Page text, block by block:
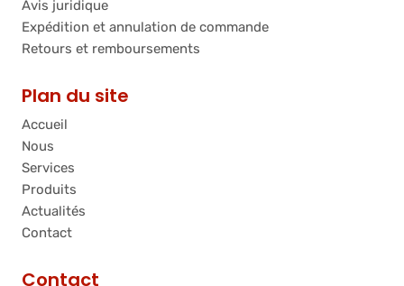
Avis juridique
Expédition et annulation de commande
Retours et remboursements
Plan du site
Accueil
Nous
Services
Produits
Actualités
Contact
Contact